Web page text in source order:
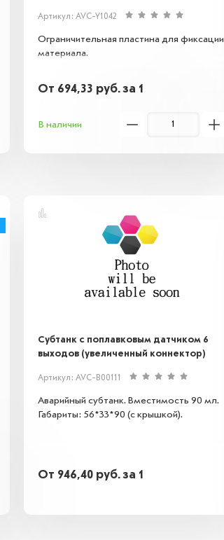
Артикул: AVC-Y1042
Ограничительная пластина для фиксации
материала.
От 694,33 руб.за 1
В наличии
Субтанк с поплавковым датчиком 6
выходов (увеличенный коннектор)
Артикул: AVC-B00111
Аварийный субтанк. Вместимость 90 мл.
Габариты: 56*33*90 (с крышкой).
От 946,40 руб.за 1